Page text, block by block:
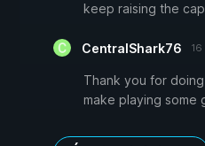
keep raising the cap
CentralShark76
Thank you for
make playing some